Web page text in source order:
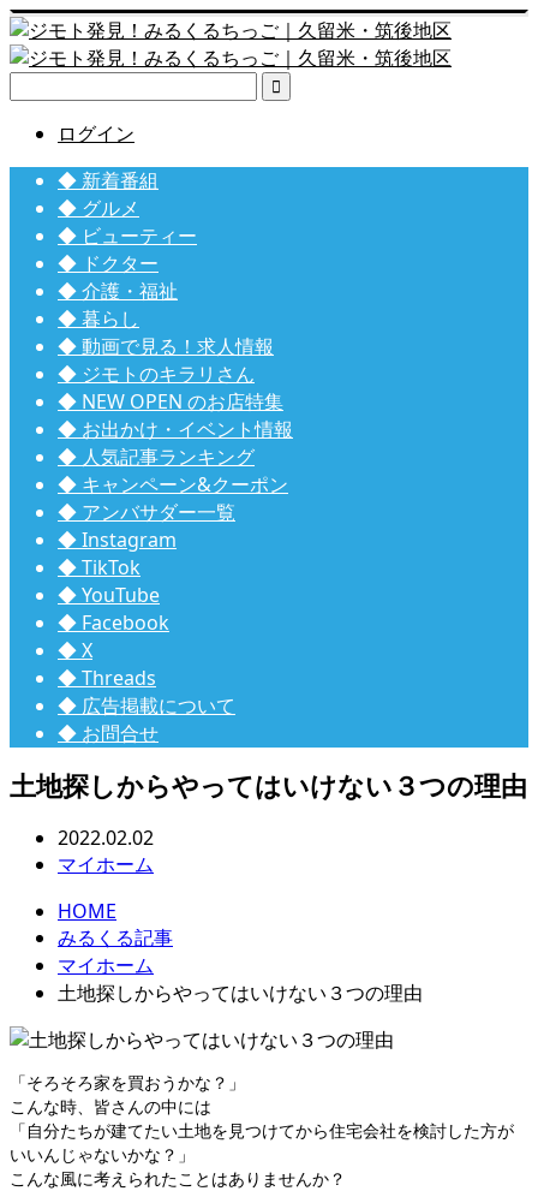

ログイン
◆ 新着番組
◆ グルメ
◆ ビューティー
◆ ドクター
◆ 介護・福祉
◆ 暮らし
◆ 動画で見る！求人情報
◆ ジモトのキラリさん
◆ NEW OPEN のお店特集
◆ お出かけ・イベント情報
◆ 人気記事ランキング
◆ キャンペーン&クーポン
◆ アンバサダー一覧
◆ Instagram
◆ TikTok
◆ YouTube
◆ Facebook
◆ X
◆ Threads
◆ 広告掲載について
◆ お問合せ
土地探しからやってはいけない３つの理由
2022.02.02
マイホーム
HOME
みるくる記事
マイホーム
土地探しからやってはいけない３つの理由
「そろそろ家を買おうかな？」
こんな時、皆さんの中には
「自分たちが建てたい土地を見つけてから住宅会社を検討した方が
いいんじゃないかな？」
こんな風に考えられたことはありませんか？